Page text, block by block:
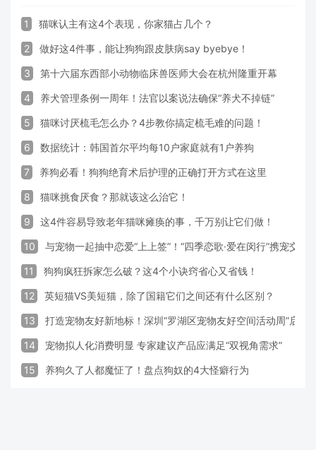
1 猫咪认主有这4个表现，你家猫占几个？
2 做好这4件事，能让狗狗跟皮肤病say byebye！
3 第十六届东西部小动物临床兽医师大会在杭州隆重开幕
4 养犬管理条例一周年！法官以案说法确保“养犬不掉链”
5 猫咪讨厌梳毛怎么办？4步教你搞定梳毛难的问题！
6 数据统计：韩国首尔平均每10户家庭就有1户养狗
7 养狗必看！狗狗绝育术后护理的正确打开方式在这里
8 猫咪挑食厌食？那就该这么治它！
9 这4件容易导致老年猫咪瘫痪的事，千万别让它们做！
10 与宠物一起抽中恋爱“上上签”！“四季恋歌·爱在闵行”携宠交友
11 狗狗疯狂拆家怎么破？这4个小诀窍省心又省钱！
12 英短猫VS美短猫，除了国籍它们之间还有什么区别？
13 打造宠物友好新地标！深圳“罗湖区宠物友好空间活动周”启动
14 宠物拟人化消费明显 专家建议产品应满足“双视角需求”
15 养狗久了人都魔怔了！盘点狗奴的4大怪癖行为